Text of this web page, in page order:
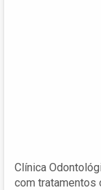
Clínica
com tratamentos